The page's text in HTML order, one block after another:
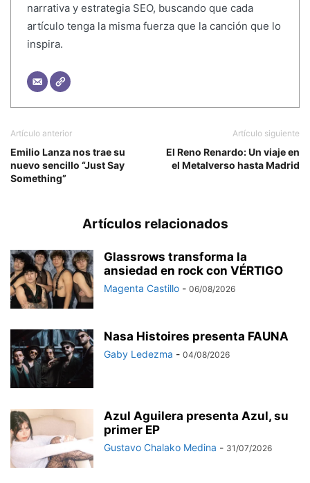
narrativa y estrategia SEO, buscando que cada
artículo tenga la misma fuerza que la canción que lo
inspira.
Artículo anterior
Emilio Lanza nos trae su
nuevo sencillo “Just Say
Something”
Artículo siguiente
El Reno Renardo: Un viaje en
el Metalverso hasta Madrid
Artículos relacionados
Glassrows transforma la
ansiedad en rock con VÉRTIGO
Magenta Castillo - 06/08/2026
Nasa Histoires presenta FAUNA
Gaby Ledezma - 04/08/2026
Azul Aguilera presenta Azul, su
primer EP
Gustavo Chalako Medina - 31/07/2026